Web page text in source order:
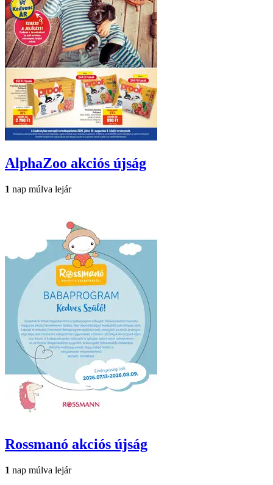
AlphaZoo akciós újság
1 nap múlva lejár
Rossmanó akciós újság
1 nap múlva lejár